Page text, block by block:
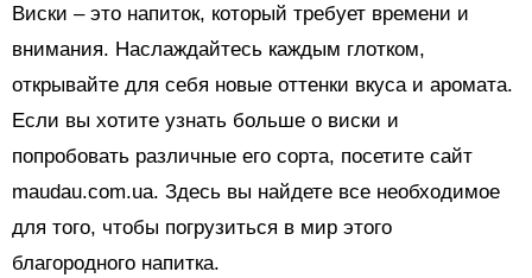
Виски – это напиток, который требует времени и
внимания. Наслаждайтесь каждым глотком,
открывайте для себя новые оттенки вкуса и аромата.
Если вы хотите узнать больше о виски и
попробовать различные его сорта, посетите сайт
maudau.com.ua. Здесь вы найдете все необходимое
для того, чтобы погрузиться в мир этого
благородного напитка.